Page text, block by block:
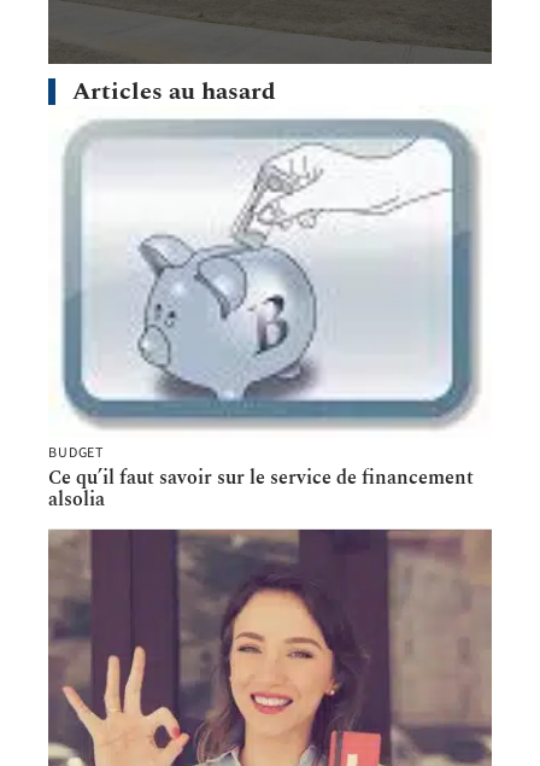
Articles au hasard
BUDGET
Ce qu’il faut savoir sur le service de financement
alsolia